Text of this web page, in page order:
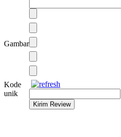
Gambar
Kode
unik